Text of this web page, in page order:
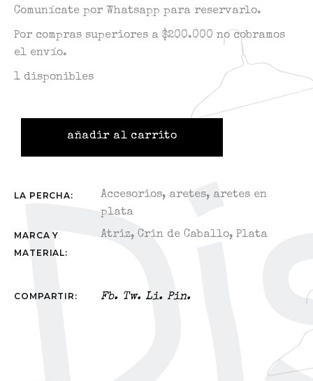
Comunícate por Whatsapp para reservarlo.
Por compras superiores a $200.000 no cobramos
el envío.
1 disponibles
añadir al carrito
LA PERCHA: Accesorios, aretes, aretes en
plata
MARCA Y
MATERIAL:
Atriz,Crin de Caballo,Plata
COMPARTIR: Fb. Tw. Li. Pin.